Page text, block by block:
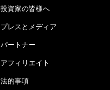
投資家の皆様へ
プレスとメディア
パートナー
アフィリエイト
法的事項